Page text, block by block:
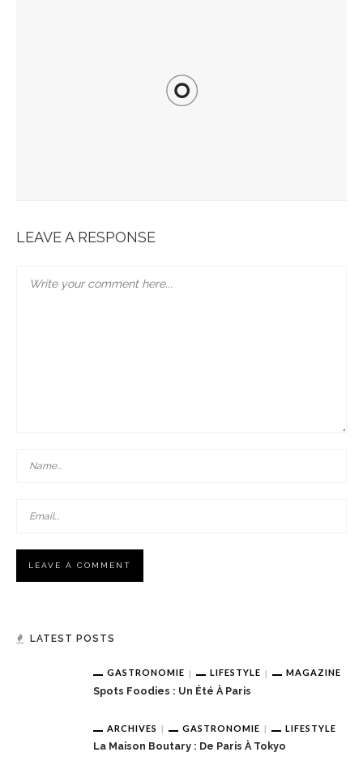
JABRA EVOLVE 85 : L’ECOUTE PARFAITE
LEAVE A RESPONSE
LATEST POSTS
GASTRONOMIE LIFESTYLE MAGAZINE
Spots Foodies : Un Été À Paris
ARCHIVES GASTRONOMIE LIFESTYLE
La Maison Boutary : De Paris À Tokyo